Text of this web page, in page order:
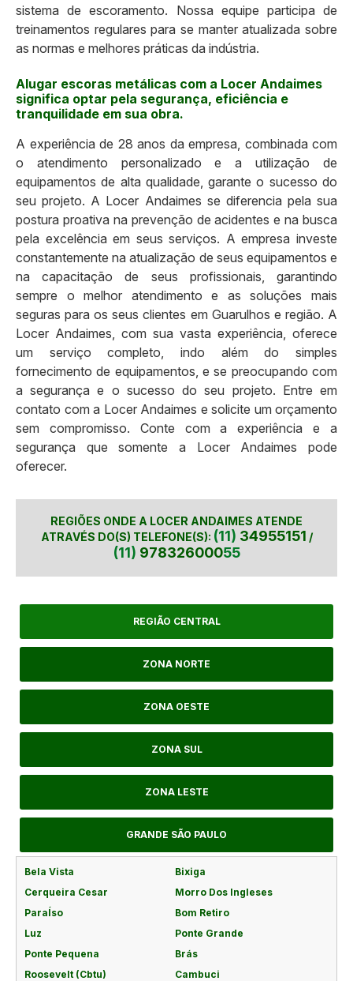
sistema de escoramento. Nossa equipe participa de
treinamentos regulares para se manter atualizada sobre
as normas e melhores práticas da indústria.
Alugar escoras metálicas com a Locer Andaimes
significa optar pela segurança, eficiência e
tranquilidade em sua obra.
A experiência de 28 anos da empresa, combinada com
o atendimento personalizado e a utilização de
equipamentos de alta qualidade, garante o sucesso do
seu projeto. A Locer Andaimes se diferencia pela sua
postura proativa na prevenção de acidentes e na busca
pela excelência em seus serviços. A empresa investe
constantemente na atualização de seus equipamentos e
na capacitação de seus profissionais, garantindo
sempre o melhor atendimento e as soluções mais
seguras para os seus clientes em Guarulhos e região. A
Locer Andaimes, com sua vasta experiência, oferece
um serviço completo, indo além do simples
fornecimento de equipamentos, e se preocupando com
a segurança e o sucesso do seu projeto. Entre em
contato com a Locer Andaimes e solicite um orçamento
sem compromisso. Conte com a experiência e a
segurança que somente a Locer Andaimes pode
oferecer.
REGIÕES ONDE A LOCER ANDAIMES ATENDE
ATRAVÉS DO(S) TELEFONE(S): (11) 34955151 /
(11) 97832600055
REGIÃO CENTRAL
ZONA NORTE
ZONA OESTE
ZONA SUL
ZONA LESTE
GRANDE SÃO PAULO
Bela Vista
Bixiga
Cerqueira Cesar
Morro Dos Ingleses
ParaÍso
Bom Retiro
Luz
Ponte Grande
Ponte Pequena
Brás
Roosevelt (Cbtu)
Cambuci